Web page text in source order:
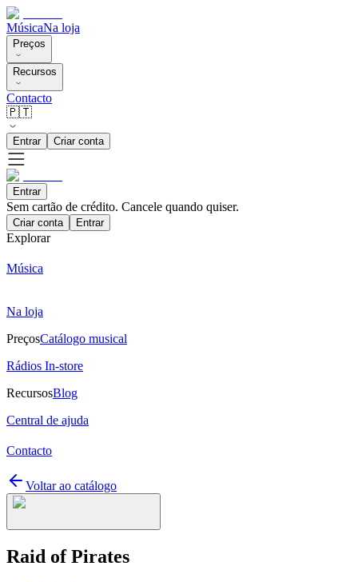
MúsicaNa loja
Preços
Recursos
Contacto
🇵🇹
Entrar Criar conta
Entrar
Sem cartão de crédito. Cancele quando quiser.
Criar conta Entrar
Explorar
Música
Na loja
PreçosCatálogo musical
Rádios In-store
RecursosBlog
Central de ajuda
Contacto
Voltar ao catálogo
Raid of Pirates